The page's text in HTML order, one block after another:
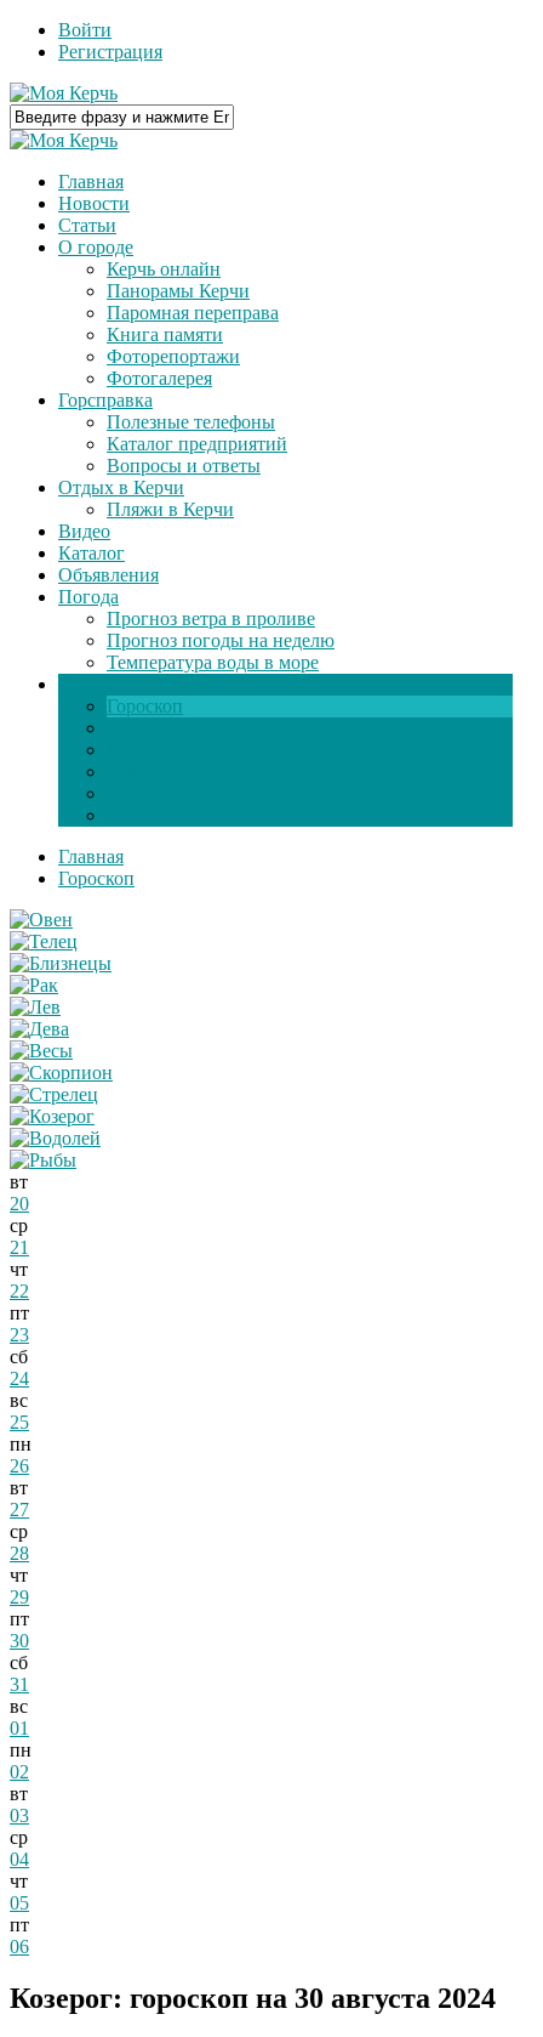
Войти
Регистрация
Главная
Новости
Статьи
О городе
Керчь онлайн
Панорамы Керчи
Паромная переправа
Книга памяти
Фоторепортажи
Фотогалерея
Горсправка
Полезные телефоны
Каталог предприятий
Вопросы и ответы
Отдых в Керчи
Пляжи в Керчи
Видео
Каталог
Объявления
Погода
Прогноз ветра в проливе
Прогноз погоды на неделю
Температура воды в море
Гороскоп
Главная
Гороскоп
вт
20
ср
21
чт
22
пт
23
сб
24
вс
25
пн
26
вт
27
ср
28
чт
29
пт
30
сб
31
вс
01
пн
02
вт
03
ср
04
чт
05
пт
06
Козерог: гороскоп на 30 августа 2024